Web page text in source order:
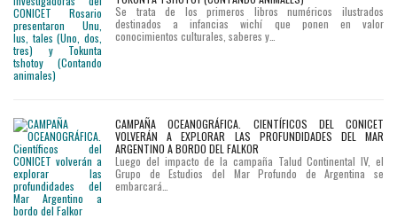
Se trata de los primeros libros numéricos ilustrados
destinados a infancias wichí que ponen en valor
conocimientos culturales, saberes y…
CAMPAÑA OCEANOGRÁFICA. CIENTÍFICOS DEL CONICET
VOLVERÁN A EXPLORAR LAS PROFUNDIDADES DEL MAR
ARGENTINO A BORDO DEL FALKOR
Luego del impacto de la campaña Talud Continental IV, el
Grupo de Estudios del Mar Profundo de Argentina se
embarcará…